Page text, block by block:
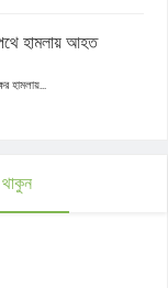
হামলায় আহত
হামলায়...